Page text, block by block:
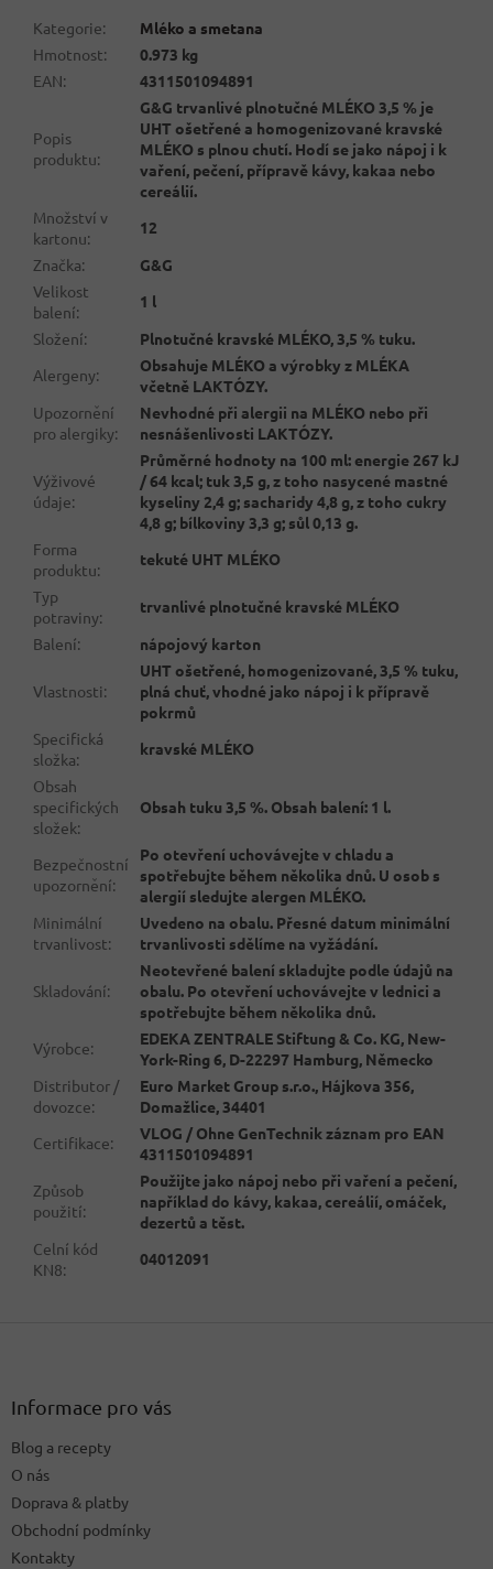
Kategorie:
Mléko a smetana
Hmotnost:
0.973 kg
EAN: 4311501094891
Popis
produktu:
G&G trvanlivé plnotučné MLÉKO 3,5 % je
UHT ošetřené a homogenizované kravské
MLÉKO s plnou chutí. Hodí se jako nápoj i k
vaření, pečení, přípravě kávy, kakaa nebo
cereálií.
Množství v
kartonu:
12
Značka:
G&G
Velikost
balení:
1 l
Složení:
Plnotučné kravské MLÉKO, 3,5 % tuku.
Alergeny:
Obsahuje MLÉKO a výrobky z MLÉKA
včetně LAKTÓZY.
Upozornění
pro alergiky:
Nevhodné při alergii na MLÉKO nebo při
nesnášenlivosti LAKTÓZY.
Výživové
údaje:
Průměrné hodnoty na 100 ml: energie 267 kJ
/ 64 kcal; tuk 3,5 g, z toho nasycené mastné
kyseliny 2,4 g; sacharidy 4,8 g, z toho cukry
4,8 g; bílkoviny 3,3 g; sůl 0,13 g.
Forma
produktu:
tekuté UHT MLÉKO
Typ
potraviny:
trvanlivé plnotučné kravské MLÉKO
Balení: nápojový karton
Vlastnosti:
UHT ošetřené, homogenizované, 3,5 % tuku,
plná chuť, vhodné jako nápoj i k přípravě
pokrmů
Specifická
složka:
kravské MLÉKO
Obsah
specifických
složek:
Obsah tuku 3,5 %. Obsah balení: 1 l.
Bezpečnostní
upozornění:
Po otevření uchovávejte v chladu a
spotřebujte během několika dnů. U osob s
alergií sledujte alergen MLÉKO.
Minimální
trvanlivost:
Uvedeno na obalu. Přesné datum minimální
trvanlivosti sdělíme na vyžádání.
Skladování:
Neotevřené balení skladujte podle údajů na
obalu. Po otevření uchovávejte v lednici a
spotřebujte během několika dnů.
Výrobce:
EDEKA ZENTRALE Stiftung & Co. KG, New-
York-Ring 6, D-22297 Hamburg, Německo
Distributor /
dovozce:
Euro Market Group s.r.o., Hájkova 356,
Domažlice, 34401
Certifikace:
VLOG / Ohne GenTechnik záznam pro EAN
4311501094891
Způsob
použití:
Použijte jako nápoj nebo při vaření a pečení,
například do kávy, kakaa, cereálií, omáček,
dezertů a těst.
Celní kód
KN8:
04012091
Informace pro vás
Blog a recepty
O nás
Doprava & platby
Obchodní podmínky
Kontakty